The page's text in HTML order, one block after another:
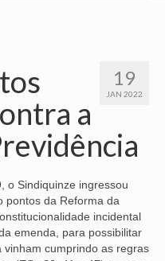
19
JAN 2022
a
o Sindiquinze ingressou
pontos da Reforma da
incidental
emenda, para possibilitar
cumprindo as regras